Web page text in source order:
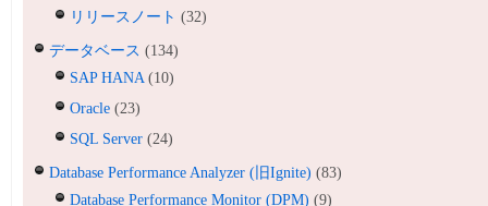
リリースノート (32)
データベース (134)
SAP HANA(10)
Oracle (23)
SQL Server (24)
Database Performance Analyzer (旧Ignite) (83)
Database Performance Monitor (DPM) (9)